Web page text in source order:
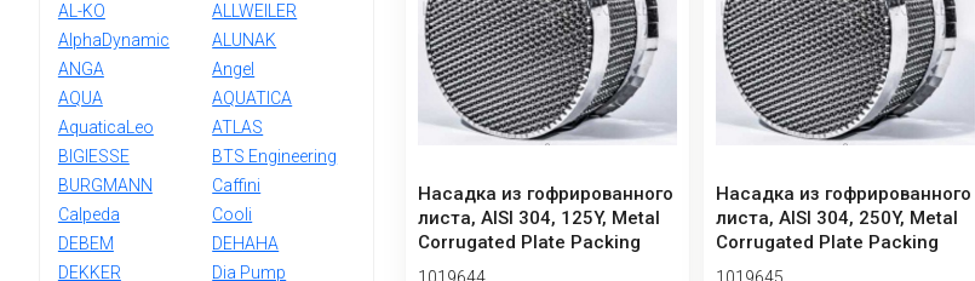
AL-KO
ALLWEILER
AlphaDynamic
ALUNAK
ANGA
Angel
AQUA
AQUATICA
AquaticaLeo
ATLAS
BIGIESSE
BTS Engineering
BURGMANN
Caffini
Calpeda
Cooli
DEBEM
DEHAHA
DEKKER
Dia Pump
Насадка из гофрированного
листа, AISI 304, 125Y, Metal
Corrugated Plate Packing
Насадка из гофрированного
листа, AISI 304, 250Y, Metal
Corrugated Plate Packing